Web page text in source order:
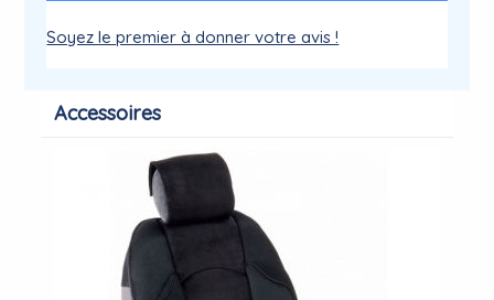
Soyez le premier à donner votre avis !
Accessoires